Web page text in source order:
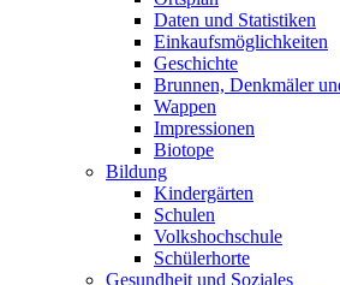
Daten und Statistiken
Einkaufsmöglichkeiten
Geschichte
Brunnen, Denkmäler
Wappen
Impressionen
Biotope
Bildung
Kindergärten
Schulen
Volkshochschule
Schülerhorte
Gesundheit und Soziales